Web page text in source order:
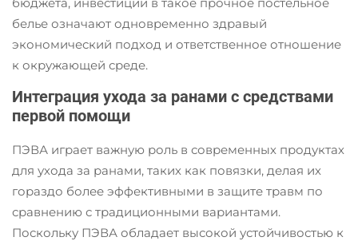
белье означают одновременно здравый
экономический подход и ответственное отношение
к окружающей среде.
Интеграция ухода за ранами с средствами
первой помощи
ПЭВА играет важную роль в современных продуктах
для ухода за ранами, таких как повязки, делая их
гораздо более эффективными в защите травм по
сравнению с традиционными вариантами.
Поскольку ПЭВА обладает высокой устойчивостью к